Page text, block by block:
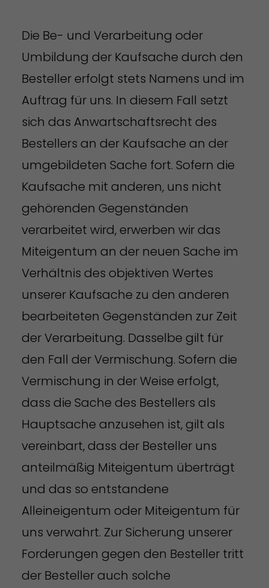
Die Be- und Verarbeitung oder
Umbildung der Kaufsache durch den
Besteller erfolgt stets Namens und im
Auftrag für uns. In diesem Fall setzt
sich das Anwartschaftsrecht des
Bestellers an der Kaufsache an der
umgebildeten Sache fort. Sofern die
Kaufsache mit anderen, uns nicht
gehörenden Gegenständen
verarbeitet wird, erwerben wir das
Miteigentum an der neuen Sache im
Verhältnis des objektiven Wertes
unserer Kaufsache zu den anderen
bearbeiteten Gegenständen zur Zeit
der Verarbeitung. Dasselbe gilt für
den Fall der Vermischung. Sofern die
Vermischung in der Weise erfolgt,
dass die Sache des Bestellers als
Hauptsache anzusehen ist, gilt als
vereinbart, dass der Besteller uns
anteilmäßig Miteigentum überträgt
und das so entstandene
Alleineigentum oder Miteigentum für
uns verwahrt. Zur Sicherung unserer
Forderungen gegen den Besteller tritt
der Besteller auch solche